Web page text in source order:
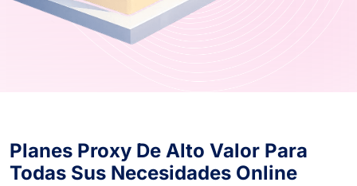
Planes Proxy De Alto Valor Para
Todas Sus Necesidades Online